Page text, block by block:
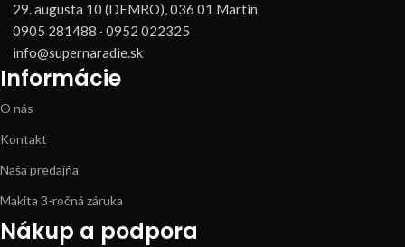
29. augusta 10 (DEMRO), 036 01 Martin
0905 281488 · 0952 022325
info@supernaradie.sk
Informácie
O nás
Kontakt
Naša predajňa
Makita 3-ročná záruka
Nákup a podpora